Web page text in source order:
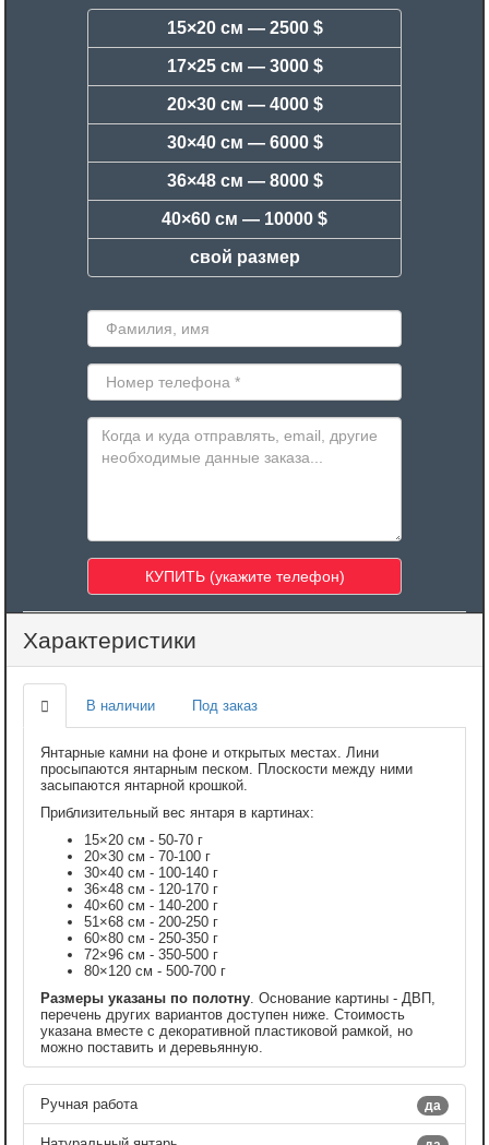
15×20 см — 2500 $
17×25 см — 3000 $
20×30 см — 4000 $
30×40 см — 6000 $
36×48 см — 8000 $
40×60 см — 10000 $
свой размер
Характеристики
В наличии Под заказ
Янтарные камни на фоне и открытых местах. Лини
просыпаются янтарным песком. Плоскости между ними
засыпаются янтарной крошкой.
Приблизительный вес янтаря в картинах:
15×20 см - 50-70 г
20×30 см - 70-100 г
30×40 см - 100-140 г
36×48 см - 120-170 г
40×60 см - 140-200 г
51×68 см - 200-250 г
60×80 см - 250-350 г
72×96 см - 350-500 г
80×120 см - 500-700 г
Размеры указаны по полотну . Основание картины - ДВП,
перечень других вариантов доступен ниже. Стоимость
указана вместе с декоративной пластиковой рамкой, но
можно поставить и деревьянную.
да
Ручная работа